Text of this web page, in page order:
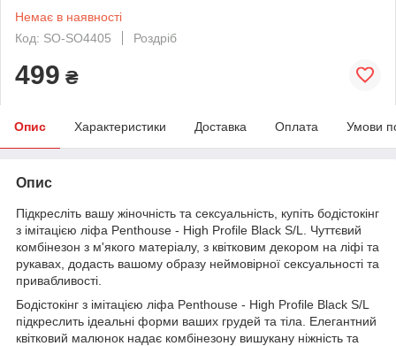
Немає в наявності
Код: SO-SO4405
Роздріб
499 ₴
Опис Характеристики Доставка Оплата Умови
Опис
Підкресліть вашу жіночність та сексуальність, купіть бодістокінг
з імітацією ліфа Penthouse - High Profile Black S/L. Чуттєвий
комбінезон з м'якого матеріалу, з квітковим декором на ліфі та
рукавах, додасть вашому образу неймовірної сексуальності та
привабливості.
Бодістокінг з імітацією ліфа Penthouse - High Profile Black S/L
підкреслить ідеальні форми ваших грудей та тіла. Елегантний
квітковий малюнок надає комбінезону вишукану ніжність та